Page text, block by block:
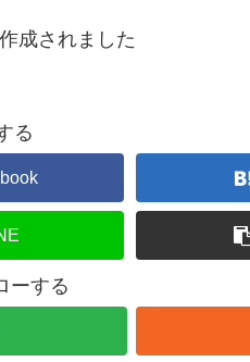
成されました
る
ーする